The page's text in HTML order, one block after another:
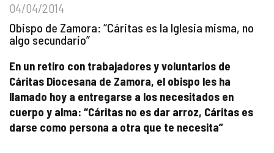
04/04/2014
Obispo de Zamora: “Cáritas es la Iglesia misma, no
algo secundario”
En un retiro con trabajadores y voluntarios de
Cáritas Diocesana de Zamora, el obispo les ha
llamado hoy a entregarse a los necesitados en
cuerpo y alma: “Cáritas no es dar arroz, Cáritas es
darse como persona a otra que te necesita”